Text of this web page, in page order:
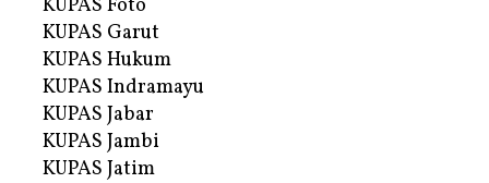
KUPAS Foto
KUPAS Garut
KUPAS Hukum
KUPAS Indramayu
KUPAS Jabar
KUPAS Jambi
KUPAS Jatim